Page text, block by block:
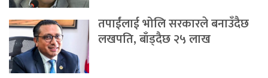
तपाईंलाई भोलि सरकारले बनाउँदैछ
लखपति, बाँड्दैछ २५ लाख